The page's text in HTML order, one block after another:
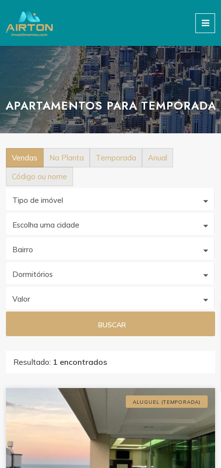
APARTAMENTOS PARA TEMPORADA
Vendas Na Planta Temporada
Anual
Código ou nome
Tipo de imóvel
Escolha uma cidade
Bairro
Dormitórios
Valor
BUSCAR
Resultado: 1 encontrados
ALUGUEL (TEMPORADA)